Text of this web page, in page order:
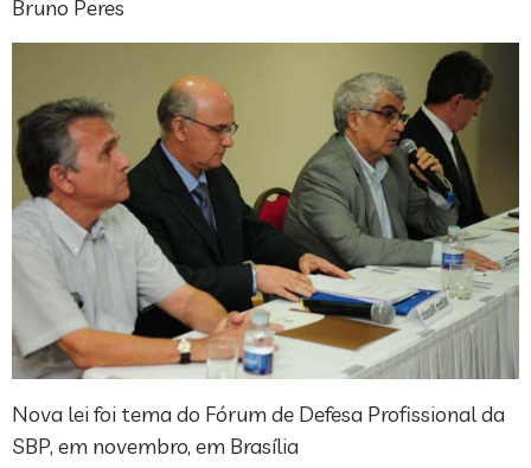
Bruno Peres
Nova lei foi tema do Fórum de Defesa Profissional da
SBP, em novembro, em Brasília